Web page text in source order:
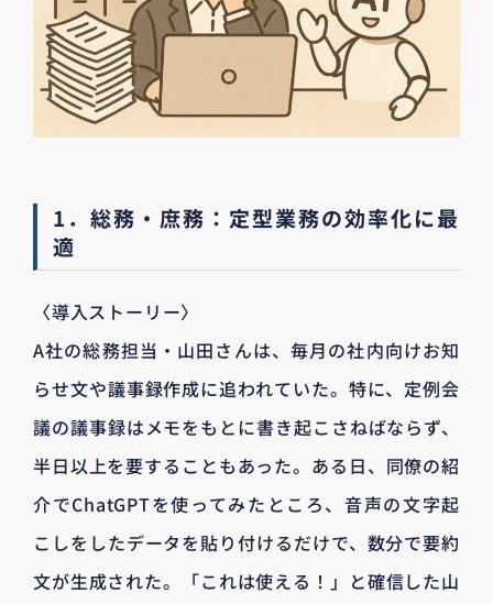
1．総務・庶務：定型業務の効率化に最
適
〈導入ストーリー〉
A社の総務担当・山田さんは、毎月の社内向けお知
らせ文や議事録作成に追われていた。特に、定例会
議の議事録はメモをもとに書き起こさねばならず、
半日以上を要することもあった。ある日、同僚の紹
介でChatGPTを使ってみたところ、音声の文字起
こしをしたデータを貼り付けるだけで、数分で要約
文が生成された。「これは使える！」と確信した山